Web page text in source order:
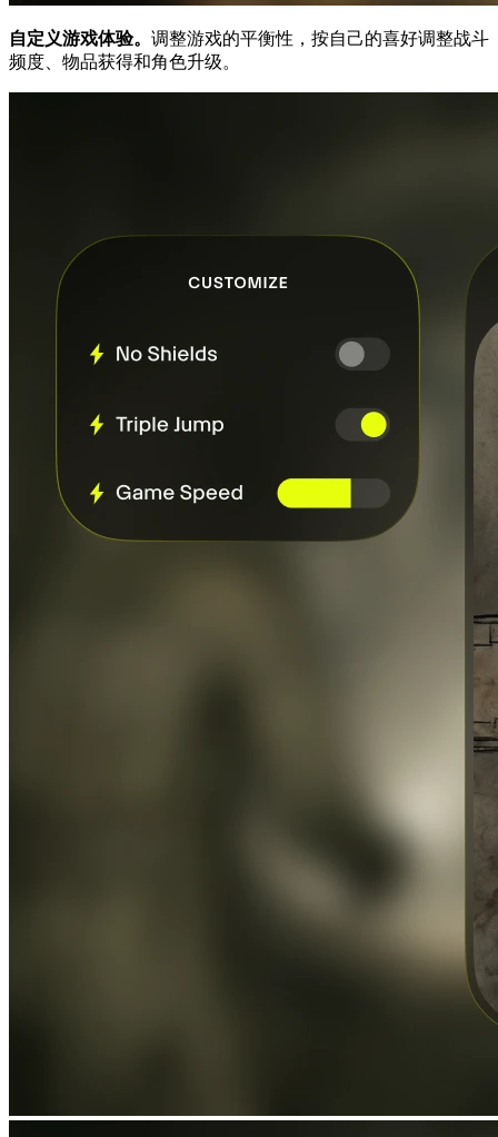
自定义游戏体验。 调整游戏的平衡性，按自己的喜好调整战斗
频度、物品获得和角色升级。